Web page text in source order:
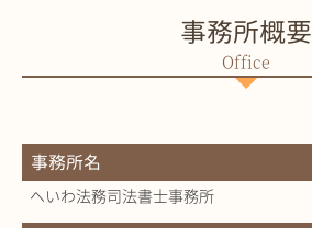
事務所概要
事務所名
へいわ法務司法書士事務所